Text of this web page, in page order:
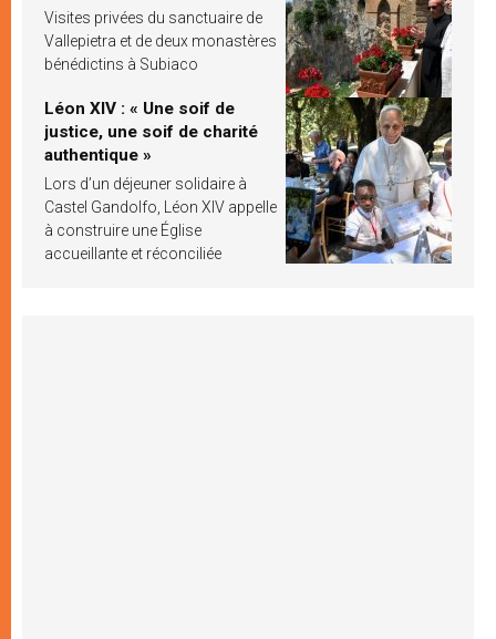
Visites privées du sanctuaire de
Vallepietra et de deux monastères
bénédictins à Subiaco
Léon XIV : « Une soif de
justice, une soif de charité
authentique »
Lors d’un déjeuner solidaire à
Castel Gandolfo, Léon XIV appelle
à construire une Église
accueillante et réconciliée